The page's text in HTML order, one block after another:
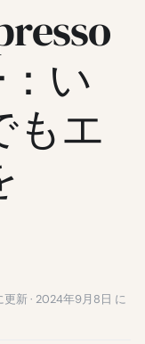
い
もエ
新 · 2024年9月8日 に